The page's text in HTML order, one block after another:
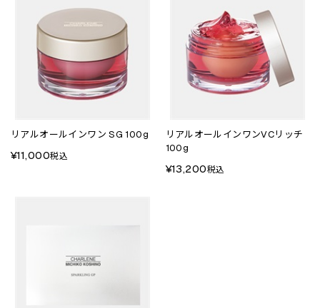
リアルオールインワン SG 100g
¥11,000税込
リアルオールインワンVCリッチ
100g
¥13,200税込